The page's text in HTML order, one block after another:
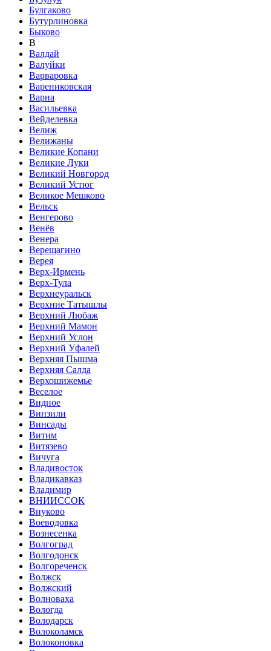
Булгаково
Бутурлиновка
Быково
В
Валдай
Валуйки
Варваровка
Варениковская
Варна
Васильевка
Вейделевка
Велиж
Велижаны
Великие Копани
Великие Луки
Великий Новгород
Великий Устюг
Великое Мешково
Вельск
Венгерово
Венёв
Венера
Верещагино
Верея
Верх-Ирмень
Верх-Тула
Верхнеуральск
Верхние Татышлы
Верхний Любаж
Верхний Мамон
Верхний Услон
Верхний Уфалей
Верхняя Пышма
Верхняя Салда
Верхошижемье
Веселое
Видное
Винзили
Винсады
Витим
Витязево
Вичуга
Владивосток
Владикавказ
Владимир
ВНИИССОК
Внуково
Воеводовка
Вознесенка
Волгоград
Волгодонск
Волгореченск
Волжск
Волжский
Волноваха
Вологда
Володарск
Волоколамск
Волоконовка